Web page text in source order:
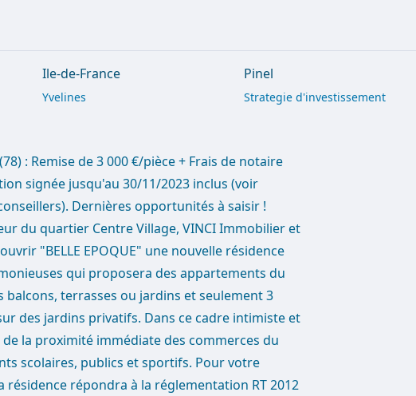
Ile-de-France
Yvelines
Pinel
Strategie d'investissement
(78) : Remise de 3 000 €/pièce + Frais de notaire
signée jusqu'au 30/11/2023 inclus (voir
Dernières opportunités à saisir !
du quartier Centre Village, VINCI Immobilier et
"BELLE EPOQUE" une nouvelle résidence
qui proposera des appartements du
balcons, terrasses ou jardins et seulement 3
des jardins privatifs. Dans ce cadre intimiste et
la proximité immédiate des commerces du
scolaires, publics et sportifs. Pour votre
répondra à la réglementation RT 2012